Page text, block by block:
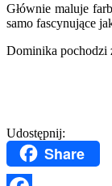
Głównie maluje
samo fascynujące
Dominika pochodzi
Udostępnij:
Share